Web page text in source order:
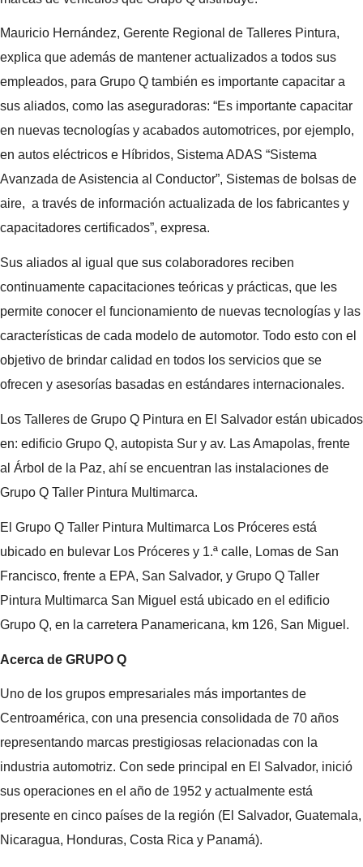
Mauricio Hernández, Gerente Regional de Talleres Pintura,
explica que además de mantener actualizados a todos sus
empleados, para Grupo Q también es importante capacitar a
sus aliados, como las aseguradoras: “Es importante capacitar
en nuevas tecnologías y acabados automotrices, por ejemplo,
en autos eléctricos e Híbridos, Sistema ADAS “Sistema
Avanzada de Asistencia al Conductor”, Sistemas de bolsas de
aire, a través de información actualizada de los fabricantes y
capacitadores certificados”, expresa.
Sus aliados al igual que sus colaboradores reciben
continuamente capacitaciones teóricas y prácticas, que les
permite conocer el funcionamiento de nuevas tecnologías y las
características de cada modelo de automotor. Todo esto con el
objetivo de brindar calidad en todos los servicios que se
ofrecen y asesorías basadas en estándares internacionales.
Los Talleres de Grupo Q Pintura en El Salvador están ubicados
en: edificio Grupo Q, autopista Sur y av. Las Amapolas, frente
al Árbol de la Paz, ahí se encuentran las instalaciones de
Grupo Q Taller Pintura Multimarca.
El Grupo Q Taller Pintura Multimarca Los Próceres está
ubicado en bulevar Los Próceres y 1.ª calle, Lomas de San
Francisco, frente a EPA, San Salvador, y Grupo Q Taller
Pintura Multimarca San Miguel está ubicado en el edificio
Grupo Q, en la carretera Panamericana, km 126, San Miguel.
Acerca de GRUPO Q
Uno de los grupos empresariales más importantes de
Centroamérica, con una presencia consolidada de 70 años
representando marcas prestigiosas relacionadas con la
industria automotriz. Con sede principal en El Salvador, inició
sus operaciones en el año de 1952 y actualmente está
presente en cinco países de la región (El Salvador, Guatemala,
Nicaragua, Honduras, Costa Rica y Panamá).